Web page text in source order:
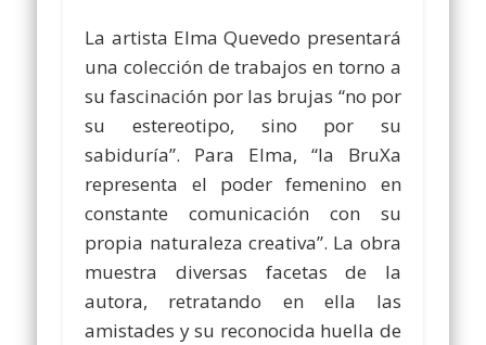
La artista Elma Quevedo presentará
una colección de trabajos en torno a
su fascinación por las brujas “no por
su estereotipo, sino por su
sabiduría”. Para Elma, “la BruXa
representa el poder femenino en
constante comunicación con su
propia naturaleza creativa”. La obra
muestra diversas facetas de la
autora, retratando en ella las
amistades y su reconocida huella de